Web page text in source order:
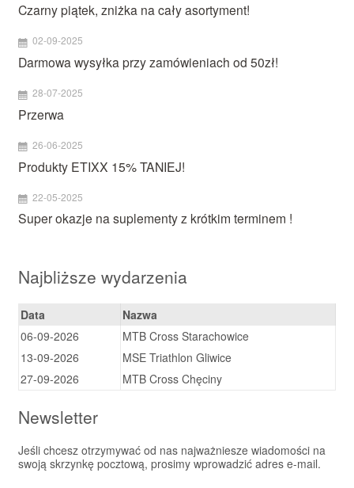
Czarny piątek, zniżka na cały asortyment!
02-09-2025
Darmowa wysyłka przy zamówieniach od 50zł!
28-07-2025
Przerwa
26-06-2025
Produkty ETIXX 15% TANIEJ!
22-05-2025
Super okazje na suplementy z krótkim terminem !
Najbliższe wydarzenia
Data
Nazwa
06-09-2026
MTB Cross Starachowice
13-09-2026
MSE Triathlon Gliwice
27-09-2026
MTB Cross Chęciny
Newsletter
Jeśli chcesz otrzymywać od nas najważniesze wiadomości na
swoją skrzynkę pocztową, prosimy wprowadzić adres e-mail.